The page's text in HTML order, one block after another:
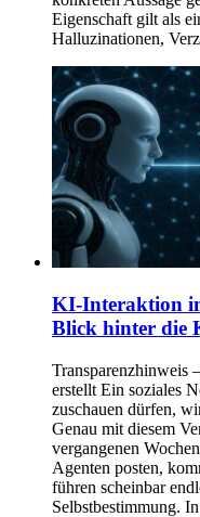
Eigenschaft gilt als
Halluzinationen,
KI-Interaktion
Blick hinter die
Transparenzhinweis
erstellt Ein soziales
zuschauen dürfen,
Genau mit diesem
vergangenen
Agenten posten,
führen scheinbar
Selbstbestimmung.